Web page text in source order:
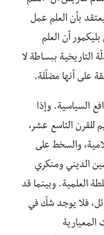
بأن العلم عمل
أن العلم
التاريخية ببساطة لا
على أنها مضلّلة.
السياسية. وإذا
للقرن التاسع عشر،
والسخط على
الديني ومنكري
العلمية. وبينما قد
فلا يوجد شكّ في
المعيارية